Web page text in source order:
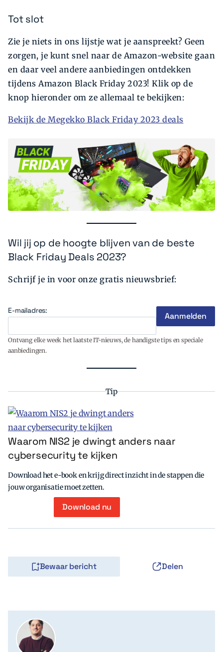
Tot slot
Zie je niets in ons lijstje wat je aanspreekt? Geen
zorgen, je kunt snel naar de Amazon-website gaan
en daar veel andere aanbiedingen ontdekken
tijdens Amazon Black Friday 2023! Klik op de
knop hieronder om ze allemaal te bekijken:
Bekijk de Megekko Black Friday 2023 deals
Wil jij op de hoogte blijven van de beste
Black Friday Deals 2023?
Schrijf je in voor onze gratis nieuwsbrief:
E-mailadres:
Ontvang elke week het laatste IT-nieuws, de handigste tips en speciale
aanbiedingen.
Tip
Waarom NIS2 je dwingt anders naar
cybersecurity te kijken
Download het e-book en krijg direct inzicht in de stappen die
jouw organisatie moet zetten.
Download nu
Bewaar bericht Delen